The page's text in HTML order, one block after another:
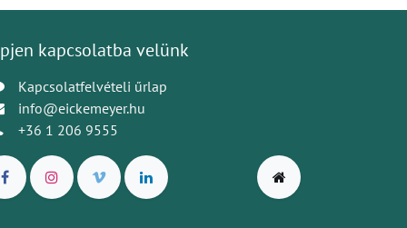
kapcsolatba velünk
Kapcsolatfelvételi űrlap
info@eickemeyer.hu
+36 1 206 9555